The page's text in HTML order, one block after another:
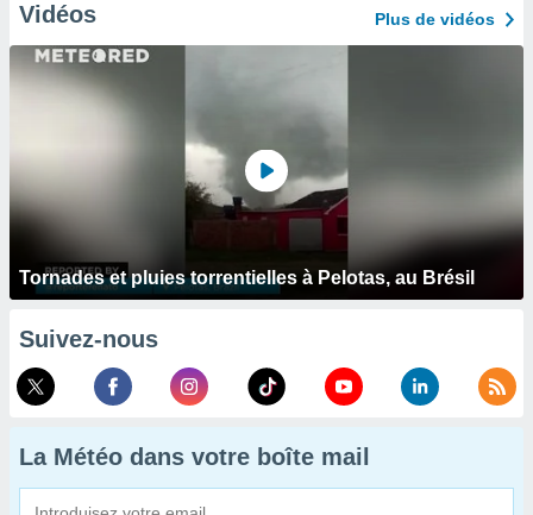
Vidéos Plus de vidéos
Tornades et pluies torrentielles à Pelotas, au Brésil
Suivez-nous
La Météo dans votre boîte mail